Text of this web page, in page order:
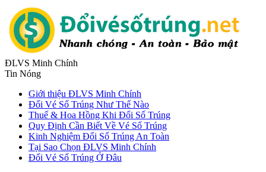
ĐLVS Minh Chính
Tin Nóng
Giới thiệu ĐLVS Minh Chính
Đổi Vé Số Trúng Như Thế Nào
Thuế & Hoa Hồng Khi Đổi Số Trúng
Quy Định Cần Biết Về Vé Số Trúng
Kinh Nghiệm Đổi Số Trúng An Toàn
Tại Sao Chọn ĐLVS Minh Chính
Đổi Vé Số Trúng Ở Đâu